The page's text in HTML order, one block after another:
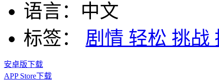
语言： 中文
标签：
剧情 轻松 挑战
安卓版下载
APP Store下载